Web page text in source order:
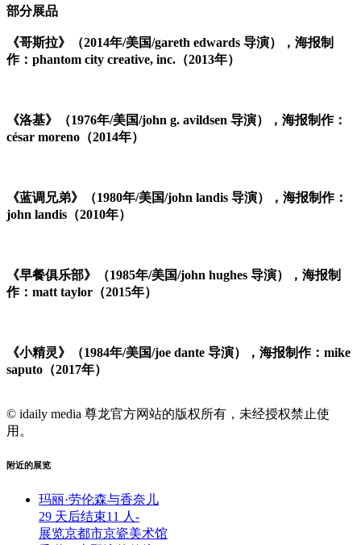
部分展品
《哥斯拉》（2014年/美国/gareth edwards 导演），海报制
作：phantom city creative, inc.（2013年）
《洛基》（1976年/美国/john g. avildsen 导演），海报制作：
césar moreno（2014年）
《蓝调兄弟》（1980年/美国/john landis 导演），海报制作：
john landis（2010年）
《早餐俱乐部》（1985年/美国/john hughes 导演），海报制
作：matt taylor（2015年）
《小精灵》（1984年/美国/joe dante 导演），海报制作：mike
saputo（2017年）
© idaily media 尊龙官方网站的版权所有，未经授权禁止使
用。
附近的展览
玛丽·劳伦森与香奈儿
29 天后结束11 人 -
展览京都市京瓷美术馆